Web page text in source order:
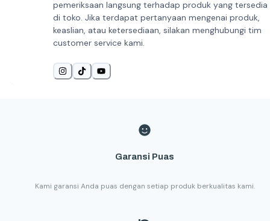
pemeriksaan langsung terhadap produk yang tersedia
di toko. Jika terdapat pertanyaan mengenai produk,
keaslian, atau ketersediaan, silakan menghubungi tim
customer service kami.
Garansi Puas
Kami garansi Anda puas dengan setiap produk berkualitas kami.